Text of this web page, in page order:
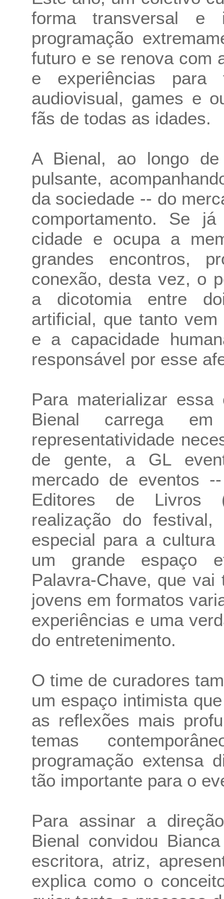
forma transversal e
programação
futuro e se renova com
e experiências para
audiovisual, games e
fãs de todas as idades.
A Bienal, ao longo
pulsante,
da sociedade -- do
comportamento. Se
cidade e ocupa a
grandes encontros,
conexão, desta vez, o
a dicotomia entre
artificial, que tanto
e a capacidade
responsável por esse
Para materializar
Bienal carrega
representatividade
de gente, a GL
mercado de eventos
Editores de Livros
realização do festival,
especial para a
um grande espaço
Palavra-Chave, que
jovens em formatos
experiências e uma
do entretenimento.
O time de curadores
um espaço intimista
as reflexões mais
temas
programação extensa
tão importante para o
Para assinar a
Bienal convidou
escritora, atriz,
explica como o